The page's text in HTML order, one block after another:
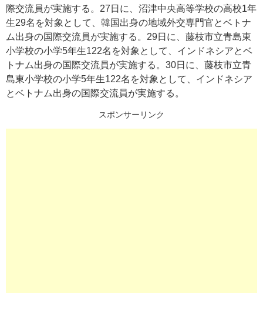
際交流員が実施する。27日に、沼津中央高等学校の高校1年
生29名を対象として、韓国出身の地域外交専門官とベトナ
ム出身の国際交流員が実施する。29日に、藤枝市立青島東
小学校の小学5年生122名を対象として、インドネシアとベ
トナム出身の国際交流員が実施する。30日に、藤枝市立青
島東小学校の小学5年生122名を対象として、インドネシア
とベトナム出身の国際交流員が実施する。
スポンサーリンク